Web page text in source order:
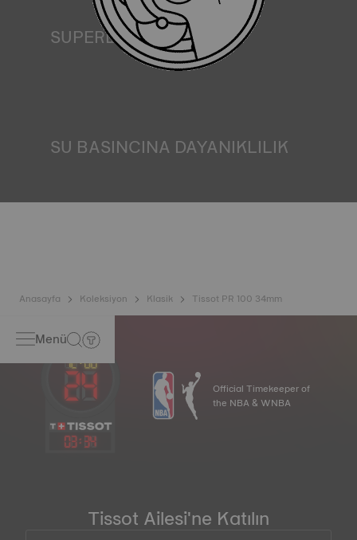
SUPERLUMINOVA®
Her koşulda görünürlük sağlamak Tissot için önemli bir
hedeftir. Bu nedenle bazı saatler SuperLuminova® adını
SU BASINCINA DAYANIKLILIK
Anasayfa Koleksiyon Klasik Tissot PR 100 34mm
Menü
03: 34
Official Timekeeper of
the NBA & WNBA
Tissot Ailesi'ne Katılın